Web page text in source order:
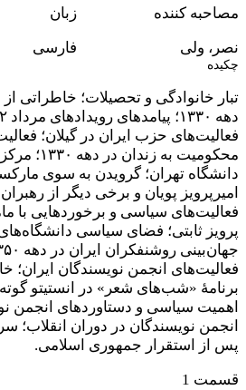
مصاحبه کننده
نصر، ولی
زبان
فارسی
چکیده
تبار خانوادگی و تحصیلات؛ خاطراتی
فعالیت‌های حزب ایران در گیلان؛
محکومیت به
دانشگاه تهران‌؛ گرویدن به سوی
امیرپرویز پویان و برخی دیگر از
فعالیت‌های سیاسی و برخوردهایی با
فعالیت‌های انجمن نویسندگان ایران؛
برنامۀ «شب‌های شعر» در انستیتو گوته
اهمیت سیاسی و دستاوردهای انجمن
انجمن نویسندگان در دوران انقلاب؛
پس از استقرار جمهوری اسلامی.
قسمت 1